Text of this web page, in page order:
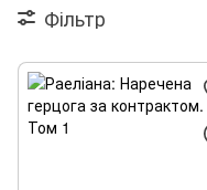
Фільтр